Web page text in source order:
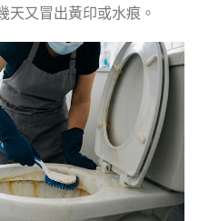
天又冒出黃印或水痕。